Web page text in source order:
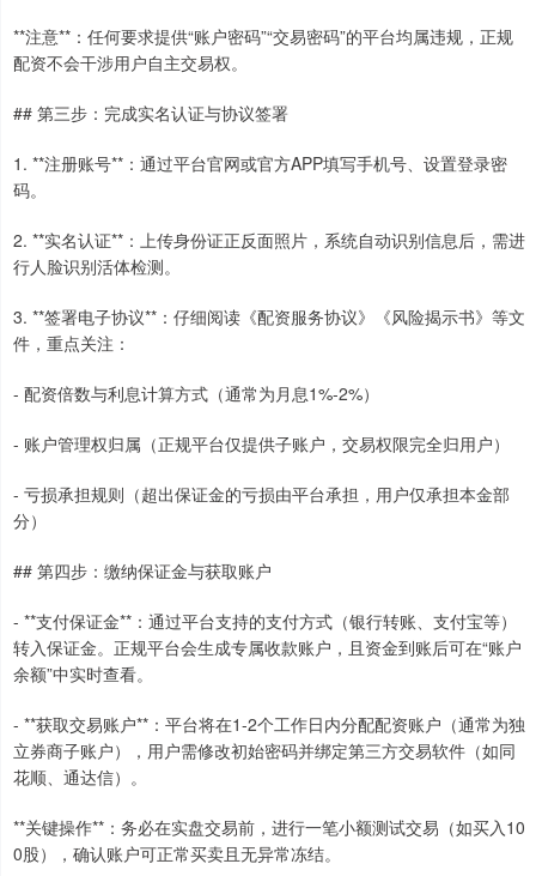
**注意**：任何要求提供“账户密码”“交易密码”的平台均属违规，正规
配资不会干涉用户自主交易权。
## 第三步：完成实名认证与协议签署
1. **注册账号**：通过平台官网或官方APP填写手机号、设置登录密
码。
2. **实名认证**：上传身份证正反面照片，系统自动识别信息后，需进
行人脸识别活体检测。
3. **签署电子协议**：仔细阅读《配资服务协议》《风险揭示书》等文
件，重点关注：
- 配资倍数与利息计算方式（通常为月息1%-2%）
- 账户管理权归属（正规平台仅提供子账户，交易权限完全归用户）
- 亏损承担规则（超出保证金的亏损由平台承担，用户仅承担本金部
分）
## 第四步：缴纳保证金与获取账户
- **支付保证金**：通过平台支持的支付方式（银行转账、支付宝等）
转入保证金。正规平台会生成专属收款账户，且资金到账后可在“账户
余额”中实时查看。
- **获取交易账户**：平台将在1-2个工作日内分配配资账户（通常为独
立券商子账户），用户需修改初始密码并绑定第三方交易软件（如同
花顺、通达信）。
**关键操作**：务必在实盘交易前，进行一笔小额测试交易（如买入10
0股），确认账户可正常买卖且无异常冻结。